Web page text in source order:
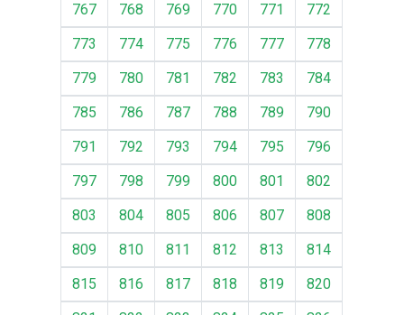
767
768 769 770 771
772
773
774 775 776 777
778
779
780 781 782 783
784
785
786 787 788 789
790
791
792 793 794 795
796
797
798 799 800 801
802
803
804 805 806 807
808
809
810 811 812 813
814
815
816 817 818 819
820